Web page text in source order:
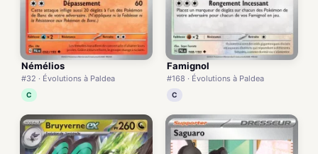
Némélios
#32 · Évolutions à Paldea
C
Famignol
#168 · Évolutions à Paldea
C